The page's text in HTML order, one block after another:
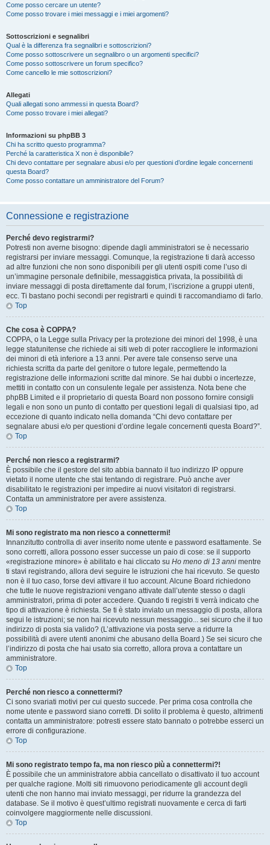
Come posso cercare un utente?
Come posso trovare i miei messaggi e i miei argomenti?
Sottoscrizioni e segnalibri
Qual è la differenza fra segnalibri e sottoscrizioni?
Come posso sottoscrivere un segnalibro o un argomenti specifici?
Come posso sottoscrivere un forum specifico?
Come cancello le mie sottoscrizioni?
Allegati
Quali allegati sono ammessi in questa Board?
Come posso trovare i miei allegati?
Informazioni su phpBB 3
Chi ha scritto questo programma?
Perché la caratteristica X non è disponibile?
Chi devo contattare per segnalare abusi e/o per questioni d’ordine legale concernenti
questa Board?
Come posso contattare un amministratore del Forum?
Connessione e registrazione
Perché devo registrarmi?
Potresti non averne bisogno: dipende dagli amministratori se è necessario
registrarsi per inviare messaggi. Comunque, la registrazione ti darà accesso
ad altre funzioni che non sono disponibili per gli utenti ospiti come l’uso di
un’immagine personale definibile, messaggistica privata, la possibilità di
inviare messaggi di posta direttamente dal forum, l’iscrizione a gruppi utenti,
ecc. Ti bastano pochi secondi per registrarti e quindi ti raccomandiamo di farlo.
Top
Che cosa è COPPA?
COPPA, o la Legge sulla Privacy per la protezione dei minori del 1998, è una
legge statunitense che richiede ai siti web di poter raccogliere le informazioni
dei minori di età inferiore a 13 anni. Per avere tale consenso serve una
richiesta scritta da parte del genitore o tutore legale, permettendo la
registrazione delle informazioni scritte dal minore. Se hai dubbi o incertezze,
mettiti in contatto con un consulente legale per assistenza. Nota bene che
phpBB Limited e il proprietario di questa Board non possono fornire consigli
legali e non sono un punto di contatto per questioni legali di qualsiasi tipo, ad
eccezione di quanto indicato nella domanda “Chi devo contattare per
segnalare abusi e/o per questioni d’ordine legale concernenti questa Board?”.
Top
Perché non riesco a registrarmi?
È possibile che il gestore del sito abbia bannato il tuo indirizzo IP oppure
vietato il nome utente che stai tentando di registrare. Può anche aver
disabilitato le registrazioni per impedire ai nuovi visitatori di registrarsi.
Contatta un amministratore per avere assistenza.
Top
Mi sono registrato ma non riesco a connettermi!
Innanzitutto controlla di aver inserito nome utente e password esattamente. Se
sono corretti, allora possono esser successe un paio di cose: se il supporto
«registrazione minore» è abilitato e hai cliccato su Ho meno di 13 anni mentre
ti stavi registrando, allora devi seguire le istruzioni che hai ricevuto. Se questo
non è il tuo caso, forse devi attivare il tuo account. Alcune Board richiedono
che tutte le nuove registrazioni vengano attivate dall’utente stesso o dagli
amministratori, prima di poter accedere. Quando ti registri ti verrà indicato che
tipo di attivazione è richiesta. Se ti è stato inviato un messaggio di posta, allora
segui le istruzioni; se non hai ricevuto nessun messaggio... sei sicuro che il tuo
indirizzo di posta sia valido? (L’attivazione via posta serve a ridurre la
possibilità di avere utenti anonimi che abusano della Board.) Se sei sicuro che
l’indirizzo di posta che hai usato sia corretto, allora prova a contattare un
amministratore.
Top
Perché non riesco a connettermi?
Ci sono svariati motivi per cui questo succede. Per prima cosa controlla che
nome utente e password siano corretti. Di solito il problema è questo, altrimenti
contatta un amministratore: potresti essere stato bannato o potrebbe esserci un
errore di configurazione.
Top
Mi sono registrato tempo fa, ma non riesco più a connettermi?!
È possibile che un amministratore abbia cancellato o disattivato il tuo account
per qualche ragione. Molti siti rimuovono periodicamente gli account degli
utenti che non hanno mai inviato messaggi, per ridurre la grandezza del
database. Se il motivo è quest’ultimo registrati nuovamente e cerca di farti
coinvolgere maggiormente nelle discussioni.
Top